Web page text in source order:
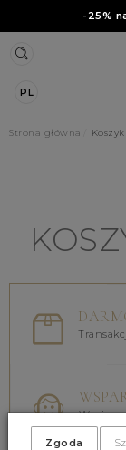
-25%
PL
Strona główna Koszyk
tel. 578
Zgoda